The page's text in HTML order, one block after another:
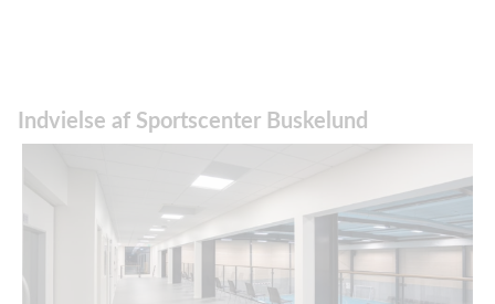
Indvielse af Sportscenter Buskelund